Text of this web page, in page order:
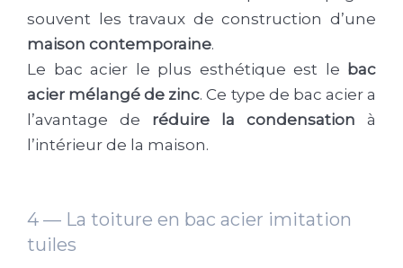
souvent les travaux de construction d’une
maison contemporaine.
Le bac acier le plus esthétique est le bac
acier mélangé de zinc. Ce type de bac acier a
l’avantage de réduire la condensation à
l’intérieur de la maison.
4 — La toiture en bac acier imitation
tuiles